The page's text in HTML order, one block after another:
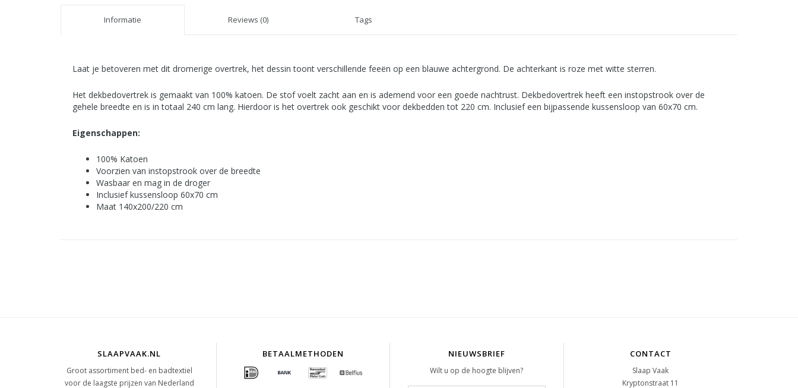
Informatie Reviews (0) Tags
Laat je betoveren met dit dromerige overtrek, het dessin toont verschillende feeën op een blauwe achtergrond. De achterkant is roze met witte sterren.
Het dekbedovertrek is gemaakt van 100% katoen. De stof voelt zacht aan en is ademend voor een goede nachtrust. Dekbedovertrek heeft een instopstrook over de
gehele breedte en is in totaal 240 cm lang. Hierdoor is het overtrek ook geschikt voor dekbedden tot 220 cm. Inclusief een bijpassende kussensloop van 60x70 cm.
Eigenschappen:
100% Katoen
Voorzien van instopstrook over de breedte
Wasbaar en mag in de droger
Inclusief kussensloop 60x70 cm
Maat 140x200/220 cm
SLAAPVAAK.NL
Groot assortiment bed- en badtextiel
voor de laagste prijzen van Nederland
BETAALMETHODEN NIEUWSBRIEF
Wilt u op de hoogte blijven?
CONTACT
Slaap Vaak
Kryptonstraat 11